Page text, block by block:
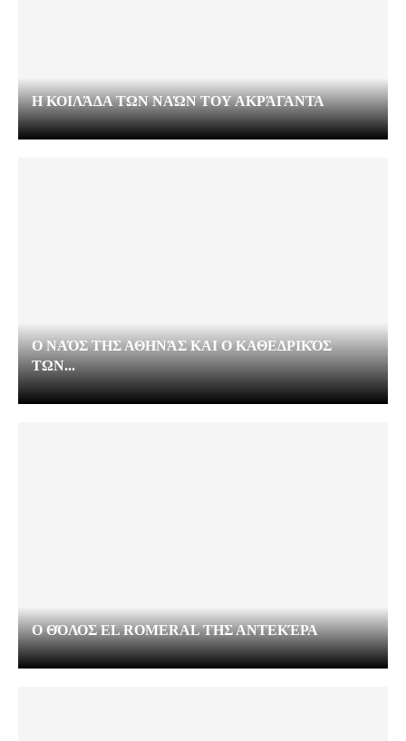
Η ΚΟΙΛΆΔΑ ΤΩΝ ΝΑΏΝ ΤΟΥ ΑΚΡΆΓΑΝΤΑ
Ο ΝΑΌΣ ΤΗΣ ΑΘΗΝΆΣ ΚΑΙ Ο ΚΑΘΕΔΡΙΚΌΣ
ΤΩΝ...
Ο ΘΌΛΟΣ EL ROMERAL ΤΗΣ ΑΝΤΕΚΈΡΑ